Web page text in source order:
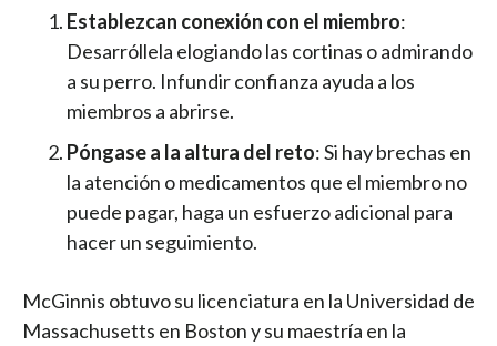
Establezcan conexión con el miembro:
Desarróllela elogiando las cortinas o admirando
a su perro. Infundir confianza ayuda a los
miembros a abrirse.
Póngase a la altura del reto: Si hay brechas en
la atención o medicamentos que el miembro no
puede pagar, haga un esfuerzo adicional para
hacer un seguimiento.
McGinnis obtuvo su licenciatura en la Universidad de
Massachusetts en Boston y su maestría en la